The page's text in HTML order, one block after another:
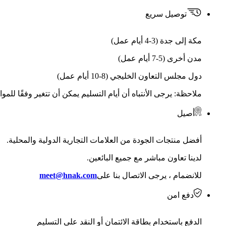
توصيل سريع
مكة إلى جدة (3-4 أيام عمل)
مدن أخرى (5-7 أيام عمل)
دول مجلس التعاون الخليجي (8-10 أيام عمل)
ملاحظة: يرجى الأنتباه أن أيام التسليم يمكن أن تتغير وفقًا
أصيل
أفضل منتجات الجودة من العلامات التجارية الدولية والمحلية.
لدينا تعاون مباشر مع جميع البائعين.
للانضمام ، يرجى الاتصال بنا علىmeet@hnak.com
دفع امن
الدفع باستخدام بطاقة الائتمان أو النقد على التسليم